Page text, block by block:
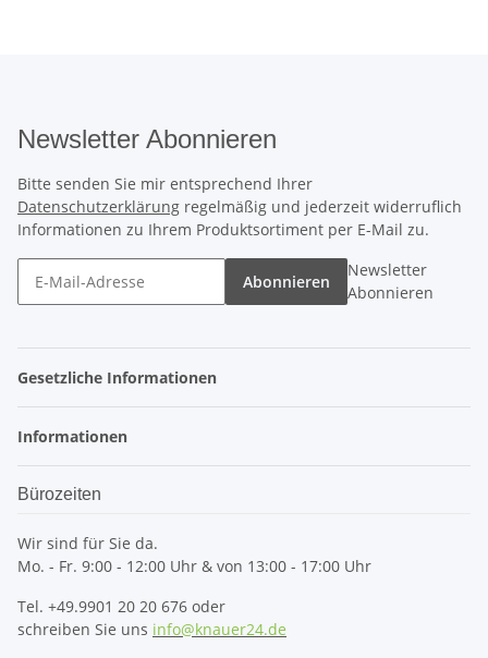
Newsletter Abonnieren
Bitte senden Sie mir entsprechend Ihrer
Datenschutzerklärung regelmäßig und jederzeit widerruflich
Informationen zu Ihrem Produktsortiment per E-Mail zu.
Abonnieren
Newsletter
Abonnieren
Gesetzliche Informationen
Informationen
Bürozeiten
Wir sind für Sie da.
Mo. - Fr. 9:00 - 12:00 Uhr & von 13:00 - 17:00 Uhr
Tel. +49.9901 20 20 676 oder
schreiben Sie uns info@knauer24.de